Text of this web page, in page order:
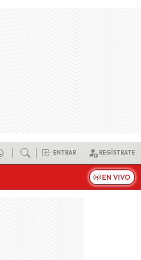
ENTRAR REGÍSTRATE
EN VIVO